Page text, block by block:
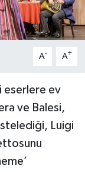
A- A+
eserlere ev
ve Balesi,
Luigi